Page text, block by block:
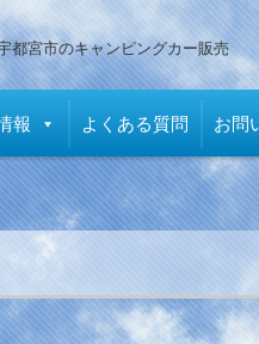
都宮市のキャンピングカー販売
報 よくある質問 お問